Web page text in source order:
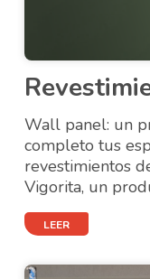
Wall panel: un
completo tus
revestimientos
Vigorita, un
LEER